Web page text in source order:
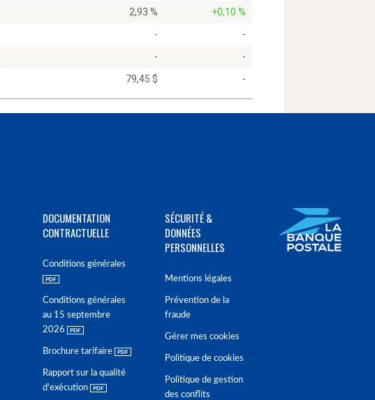
2,93 %
+0,10 %
-
-
-
-
79,45 $ -
DOCUMENTATION
CONTRACTUELLE
Conditions générales
Conditions générales
au 15 septembre
2026
Brochure tarifaire
Rapport sur la qualité
d'exécution
SÉCURITÉ &
DONNÉES
PERSONNELLES
Mentions légales
Prévention de la
fraude
Gérer mes cookies
Politique de cookies
Politique de gestion
des conflits